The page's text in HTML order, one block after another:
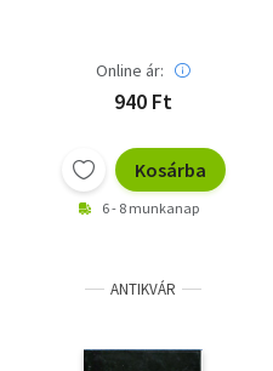
Online ár:
940 Ft
Kosárba
6 - 8 munkanap
ANTIKVÁR